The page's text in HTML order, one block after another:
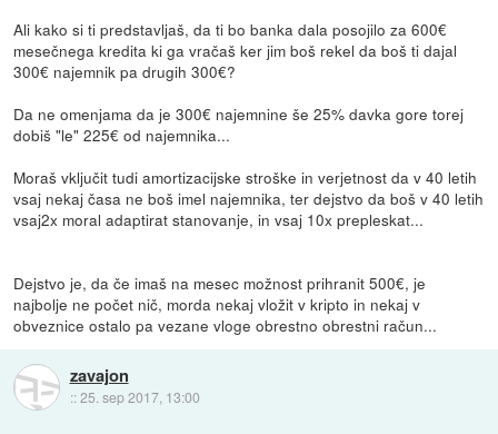
Ali kako si ti predstavljaš, da ti bo banka dala posojilo za 600€
mesečnega kredita ki ga vračaš ker jim boš rekel da boš ti dajal
300€ najemnik pa drugih 300€?
Da ne omenjama da je 300€ najemnine še 25% davka gore torej
dobiš "le" 225€ od najemnika...
Moraš vključit tudi amortizacijske stroške in verjetnost da v 40 letih
vsaj nekaj časa ne boš imel najemnika, ter dejstvo da boš v 40 letih
vsaj2x moral adaptirat stanovanje, in vsaj 10x prepleskat...
Dejstvo je, da če imaš na mesec možnost prihranit 500€, je
najbolje ne počet nič, morda nekaj vložit v kripto in nekaj v
obveznice ostalo pa vezane vloge obrestno obrestni račun...
zavajon
::25. sep 2017, 13:00